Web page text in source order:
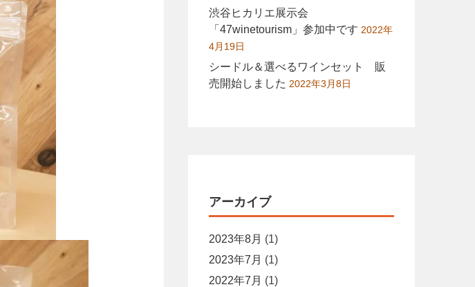
渋谷ヒカリエ展示会
「47winetourism」参加中です 2022年
4月19日
シードル＆選べるワインセット 販
売開始しました 2022年3月8日
アーカイブ
2023年8月 (1)
2023年7月 (1)
2022年7月 (1)